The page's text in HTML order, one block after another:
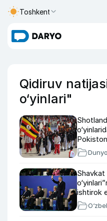
Toshkent
Qidiruv
o‘yinlari"
Dunyo
Shavkat
ishtirok